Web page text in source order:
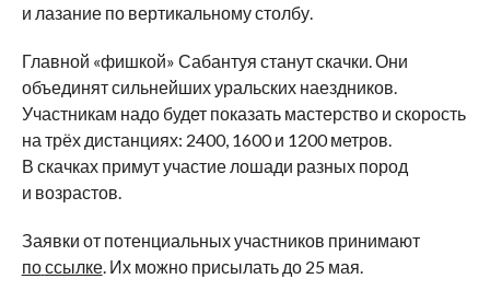
и лазание по вертикальному столбу.
Главной «фишкой» Сабантуя станут скачки. Они
объединят сильнейших уральских наездников.
Участникам надо будет показать мастерство и скорость
на трёх дистанциях: 2400, 1600 и 1200 метров.
В скачках примут участие лошади разных пород
и возрастов.
Заявки от потенциальных участников принимают
поссылке. Их можно присылать до 25 мая.